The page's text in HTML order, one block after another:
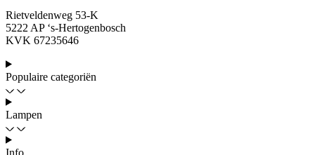
Rietveldenweg 53-K
5222 AP ‘s-Hertogenbosch
KVK 67235646
Populaire categoriën
Lampen
Info